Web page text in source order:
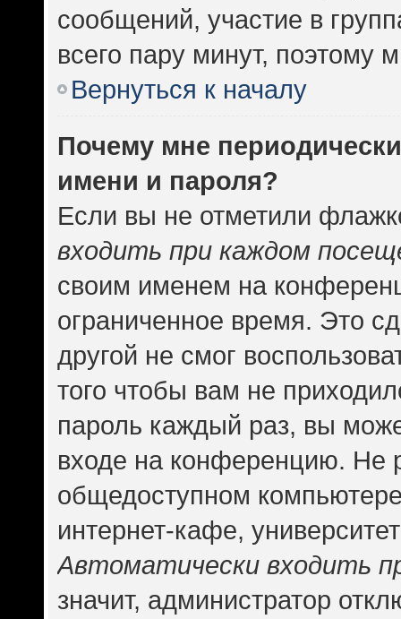
сообщений, участие в
всего пару минут, поэтому
Вернуться к началу
Почему мне
имени и пароля?
Если вы не отметили
входить при каждом
своим именем на
ограниченное время. Это
другой не смог
того чтобы вам не
пароль каждый раз, вы
входе на конференцию. Не
общедоступном
интернет-кафе,
Автоматически входить
значит, администратор